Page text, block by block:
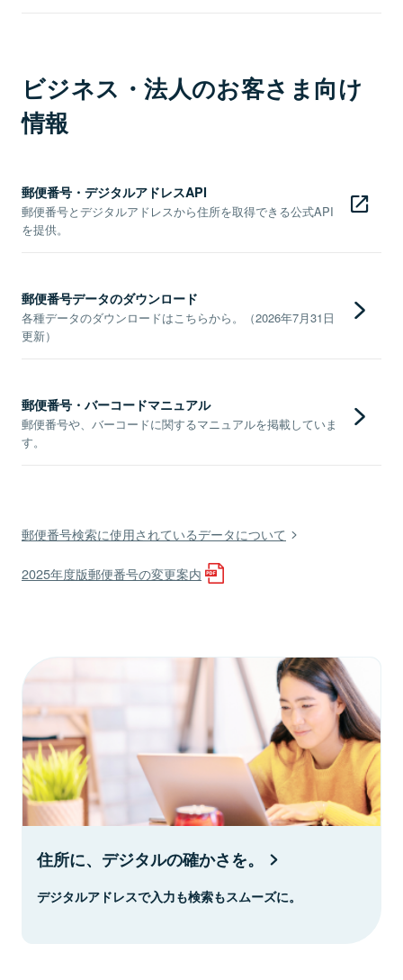
ビジネス・法人のお客さま向け
情報
郵便番号・デジタルアドレスAPI
郵便番号とデジタルアドレスから住所を取得できる公式API
を提供。
郵便番号データのダウンロード
各種データのダウンロードはこちらから。（2026年7月31日
更新）
郵便番号・バーコードマニュアル
郵便番号や、バーコードに関するマニュアルを掲載していま
す。
郵便番号検索に使用されているデータについて
2025年度版郵便番号の変更案内
住所に、デジタルの確かさを。
デジタルアドレスで入力も検索もスムーズに。